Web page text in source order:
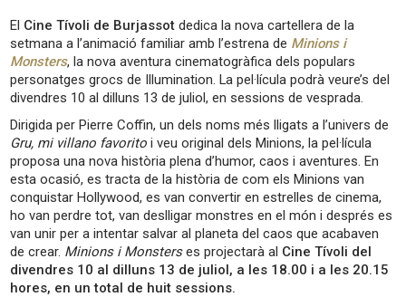
El Cine Tívoli de Burjassot dedica la nova cartellera de la
setmana a l’animació familiar amb l’estrena de Minions i
Monsters, la nova aventura cinematogràfica dels populars
personatges grocs de Illumination. La pel·lícula podrà veure’s del
divendres 10 al dilluns 13 de juliol, en sessions de vesprada.
Dirigida per Pierre Coffin, un dels noms més lligats a l’univers de
Gru, mi villano favorito i veu original dels Minions, la pel·lícula
proposa una nova història plena d’humor, caos i aventures. En
esta ocasió, es tracta de la història de com els Minions van
conquistar Hollywood, es van convertir en estrelles de cinema,
ho van perdre tot, van deslligar monstres en el món i després es
van unir per a intentar salvar al planeta del caos que acabaven
de crear. Minions i Monsterses projectarà al Cine Tívoli del
divendres 10 al dilluns 13 de juliol, a les 18.00 i a les 20.15
hores, en un total de huit sessions.